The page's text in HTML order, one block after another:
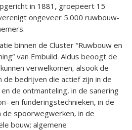
in 1881, groepeert 15
ongeveer 5.000 ruwbouw-
binnen de Cluster “Ruwbouw en
van Embuild. Aldus beoogt de
verwelkomen, alsook de
bedrijven die actief zijn in de
de ontmanteling, in de sanering
en funderingstechnieken, in de
spoorwegwerken, in de
bouw; algemene